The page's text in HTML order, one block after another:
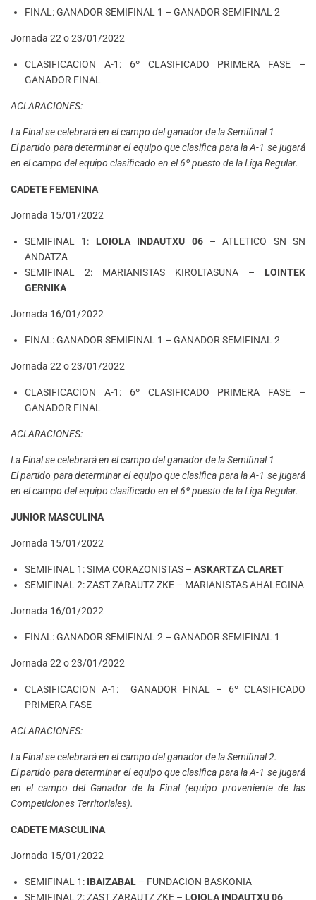
FINAL: GANADOR SEMIFINAL 1 – GANADOR SEMIFINAL 2
Jornada 22 o 23/01/2022
CLASIFICACION A-1: 6º CLASIFICADO PRIMERA FASE –
GANADOR FINAL
ACLARACIONES:
La Final se celebrará en el campo del ganador de la Semifinal 1
El partido para determinar el equipo que clasifica para la A-1 se jugará
en el campo del equipo clasificado en el 6º puesto de la Liga Regular.
CADETE FEMENINA
Jornada 15/01/2022
SEMIFINAL 1: LOIOLA INDAUTXU 06– ATLETICO SN SN
ANDATZA
SEMIFINAL 2: MARIANISTAS KIROLTASUNA – LOINTEK
GERNIKA
Jornada 16/01/2022
FINAL: GANADOR SEMIFINAL 1 – GANADOR SEMIFINAL 2
Jornada 22 o 23/01/2022
CLASIFICACION A-1: 6º CLASIFICADO PRIMERA FASE –
GANADOR FINAL
ACLARACIONES:
La Final se celebrará en el campo del ganador de la Semifinal 1
El partido para determinar el equipo que clasifica para la A-1 se jugará
en el campo del equipo clasificado en el 6º puesto de la Liga Regular.
JUNIOR MASCULINA
Jornada 15/01/2022
SEMIFINAL 1: SIMA CORAZONISTAS – ASKARTZA CLARET
SEMIFINAL 2: ZAST ZARAUTZ ZKE – MARIANISTAS AHALEGINA
Jornada 16/01/2022
FINAL: GANADOR SEMIFINAL 2 – GANADOR SEMIFINAL 1
Jornada 22 o 23/01/2022
CLASIFICACION A-1: GANADOR FINAL – 6º CLASIFICADO
PRIMERA FASE
ACLARACIONES:
La Final se celebrará en el campo del ganador de la Semifinal 2.
El partido para determinar el equipo que clasifica para la A-1 se jugará
en el campo del Ganador de la Final (equipo proveniente de las
Competiciones Territoriales).
CADETE MASCULINA
Jornada 15/01/2022
SEMIFINAL 1: IBAIZABAL – FUNDACION BASKONIA
SEMIFINAL 2: ZAST ZARAUTZ ZKE – LOIOLA INDAUTXU 06